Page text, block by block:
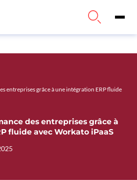
entreprises grâce à une intégration ERP fluide
des entreprises grâce à
fluide avec Workato iPaaS